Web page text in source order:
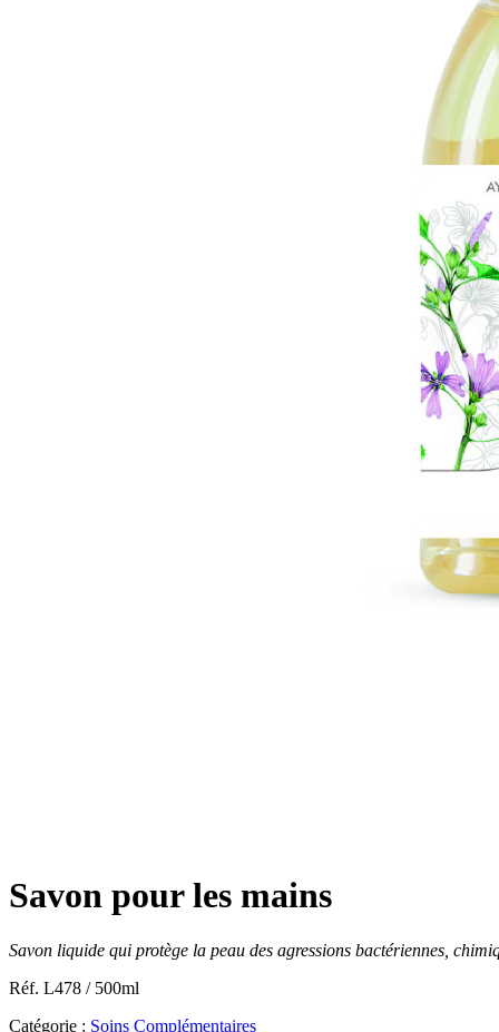
Savon pour les mains
Savon liquide qui protège la peau des agressions bactériennes,
Réf. L478 / 500ml
Catégorie : Soins Complémentaires